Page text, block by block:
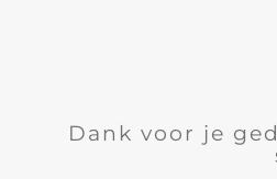
Dank voor je